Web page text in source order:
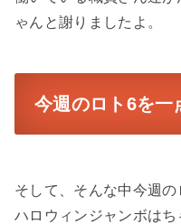
ゃんと謝りましたよ。
今週のロト6を一
そして、そんな中今週の
ハロウィンジャンボはち